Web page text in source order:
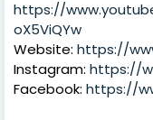
https://
oX5ViQYw
Website: https://
Instagram: https://
Facebook: https://